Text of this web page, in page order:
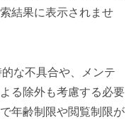
結果に表示されませ
な不具合や、メンテ
る除外も考慮する必要
年齢制限や閲覧制限が